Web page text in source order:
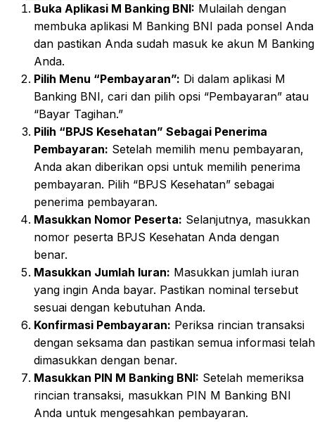
Buka Aplikasi M Banking BNI: Mulailah dengan
membuka aplikasi M Banking BNI pada ponsel Anda
dan pastikan Anda sudah masuk ke akun M Banking
Anda.
Pilih Menu “Pembayaran”: Di dalam aplikasi M
Banking BNI, cari dan pilih opsi “Pembayaran” atau
“Bayar Tagihan.”
Pilih “BPJS Kesehatan” Sebagai Penerima
Pembayaran: Setelah memilih menu pembayaran,
Anda akan diberikan opsi untuk memilih penerima
pembayaran. Pilih “BPJS Kesehatan” sebagai
penerima pembayaran.
Masukkan Nomor Peserta: Selanjutnya, masukkan
nomor peserta BPJS Kesehatan Anda dengan
benar.
Masukkan Jumlah Iuran: Masukkan jumlah iuran
yang ingin Anda bayar. Pastikan nominal tersebut
sesuai dengan kebutuhan Anda.
Konfirmasi Pembayaran: Periksa rincian transaksi
dengan seksama dan pastikan semua informasi telah
dimasukkan dengan benar.
Masukkan PIN M Banking BNI: Setelah memeriksa
rincian transaksi, masukkan PIN M Banking BNI
Anda untuk mengesahkan pembayaran.